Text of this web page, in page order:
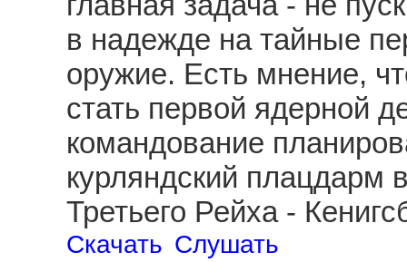
в надежде на тайные
оружие. Есть мнение,
стать первой ядерной
командование
курляндский плацдарм
Третьего Рейха -
Скачать Слушать